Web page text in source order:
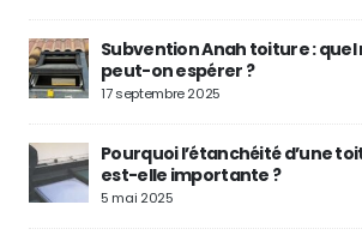
Subvention Anah toiture :
peut-on espérer ?
17 septembre 2025
Pourquoi l’étanchéité d’une
est-elle importante ?
5 mai 2025